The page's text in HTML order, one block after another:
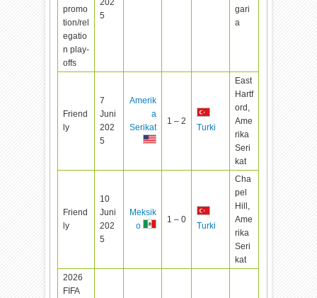
promo
tion/rel
egatio
n play-
offs
5
gari
a
Friend
ly
7
Juni
202
5
Amerik
a
Serikat
1 – 2
Turki
East
Hartf
ord,
Ame
rika
Seri
kat
Friend
ly
10
Juni
202
5
Meksik
o
1 – 0
Turki
Cha
pel
Hill,
Ame
rika
Seri
kat
2026
FIFA